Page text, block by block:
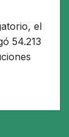
el
54.213